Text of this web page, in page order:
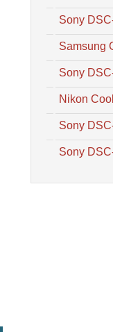
Sony
Samsung
Sony
Nikon
Sony
Sony